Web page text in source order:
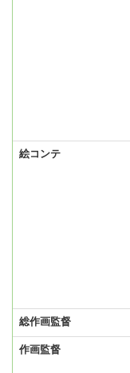
絵コンテ
総作画監督
作画監督